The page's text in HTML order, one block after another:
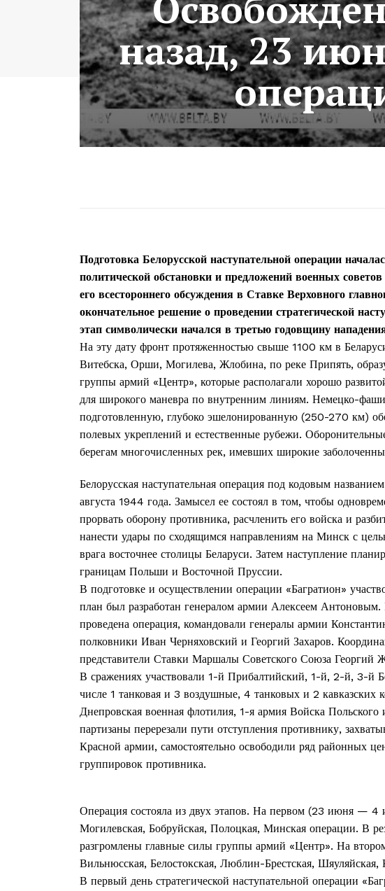
назад, 23
Подготовка Белорусской наступательной операции
политической обстановки и предложений военных
его всестороннего обсуждения в Ставке Верховного
окончательное решение о проведении стратегической
этап символически начался в третью годовщину
На эту дату фронт протяженностью свыше 1100 км в
Витебска, Орши, Могилева, Жлобина, по реке Припять,
группы армий «Центр», которые располагали хорошо
для широкого маневра по внутренним линиям. Немецко-
подготовленную, глубоко эшелонированную (250-270 км)
полевых укреплений и естественные рубежи.
берегам многочисленных рек, имевших широкие
Белорусская наступательная операция под кодовым
августа 1944 года. Замысел ее состоял в том, чтобы
прорвать оборону противника, расчленить его войска и
нанести удары по сходящимся направлениям на Минск с
врага восточнее столицы Беларуси. Затем наступление
границам Польши и Восточной Пруссии.
В подготовке и осуществлении операции «Багратион»
план был разработан генералом армии Алексеем
проведена операция, командовали генералы армии
полковники Иван Черняховский и Георгий Захаров.
представители Ставки Маршалы Советского Союза Георгий
В сражениях участвовали 1-й Прибалтийский, 1-й, 2-й, 3-й
числе 1 танковая и 3 воздушные, 4 танковых и 2 кавказских
Днепровская военная флотилия, 1-я армия Войска
партизаны перерезали пути отступления противнику,
Красной армии, самостоятельно освободили ряд районных
группировок противника.
Операция состояла из двух этапов. На первом (23 июня —
Могилевская, Бобруйская, Полоцкая, Минская операции. В
разгромлены главные силы группы армий «Центр». На
Вильнюсская, Белостокская, Люблин-Брестская, Шяуляйская,
В первый день стратегической наступательной операции